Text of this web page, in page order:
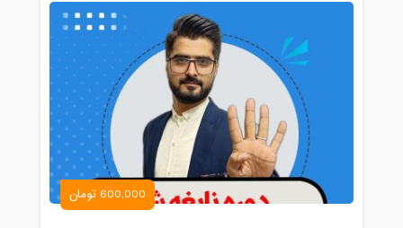
600,000 تومان